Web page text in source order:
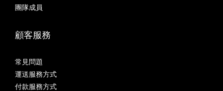
團隊成員
顧客服務
常見問題
運送服務方式
付款服務方式